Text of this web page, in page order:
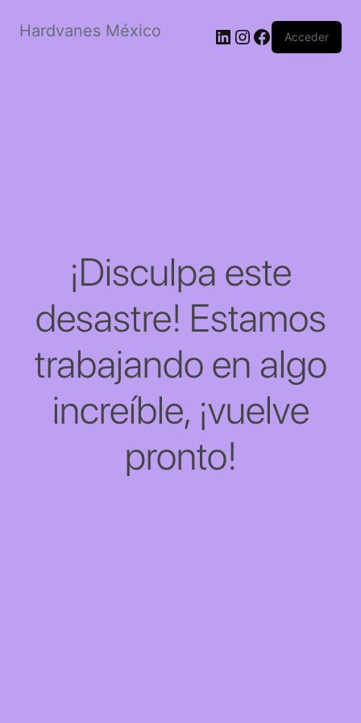
Hardvanes México LinkedIn
Instagram
Facebook
Acceder
¡Disculpa este
desastre! Estamos
trabajando en algo
increíble, ¡vuelve
pronto!